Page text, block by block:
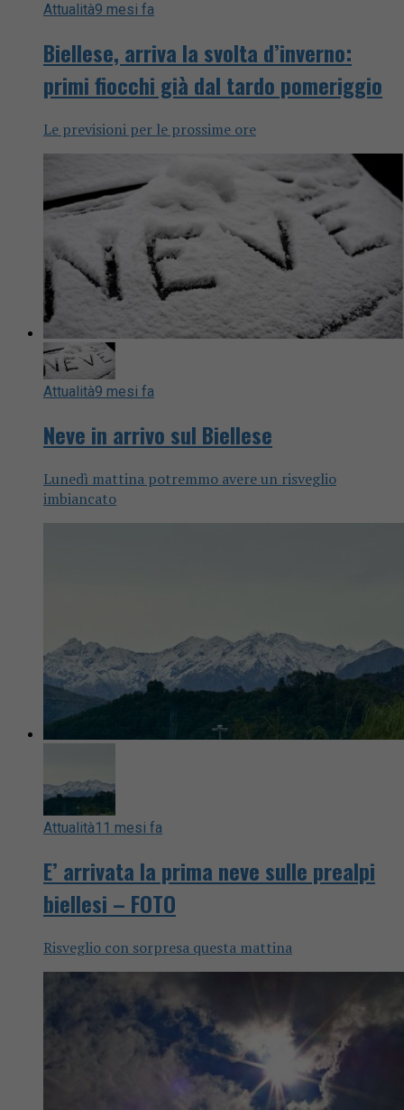
Attualità9 mesi fa
Biellese, arriva la svolta d’inverno:
primi fiocchi già dal tardo pomeriggio
Le previsioni per le prossime ore
Attualità9 mesi fa
Neve in arrivo sul Biellese
Lunedì mattina potremmo avere un risveglio
imbiancato
Attualità11 mesi fa
E’ arrivata la prima neve sulle prealpi
biellesi – FOTO
Risveglio con sorpresa questa mattina